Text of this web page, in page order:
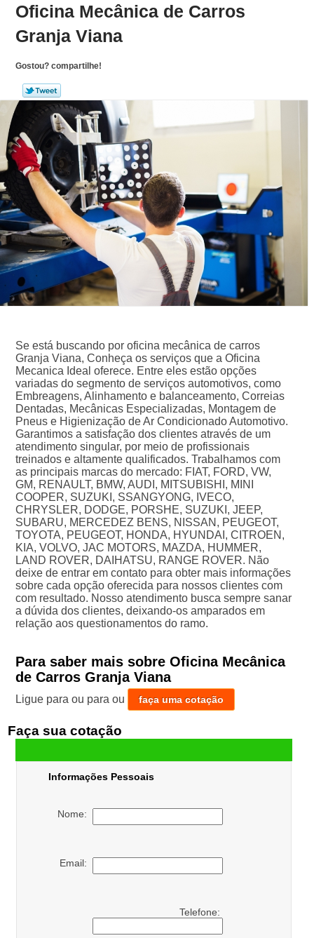
Oficina Mecânica de Carros
Granja Viana
Gostou? compartilhe!
Se está buscando por oficina mecânica de carros
Granja Viana, Conheça os serviços que a Oficina
Mecanica Ideal oferece. Entre eles estão opções
variadas do segmento de serviços automotivos, como
Embreagens, Alinhamento e balanceamento, Correias
Dentadas, Mecânicas Especializadas, Montagem de
Pneus e Higienização de Ar Condicionado Automotivo.
Garantimos a satisfação dos clientes através de um
atendimento singular, por meio de profissionais
treinados e altamente qualificados. Trabalhamos com
as principais marcas do mercado: FIAT, FORD, VW,
GM, RENAULT, BMW, AUDI, MITSUBISHI, MINI
COOPER, SUZUKI, SSANGYONG, IVECO,
CHRYSLER, DODGE, PORSHE, SUZUKI, JEEP,
SUBARU, MERCEDEZ BENS, NISSAN, PEUGEOT,
TOYOTA, PEUGEOT, HONDA, HYUNDAI, CITROEN,
KIA, VOLVO, JAC MOTORS, MAZDA, HUMMER,
LAND ROVER, DAIHATSU, RANGE ROVER. Não
deixe de entrar em contato para obter mais informações
sobre cada opção oferecida para nossos clientes com
com resultado. Nosso atendimento busca sempre sanar
a dúvida dos clientes, deixando-os amparados em
relação aos questionamentos do ramo.
Para saber mais sobre Oficina Mecânica
de Carros Granja Viana
Ligue para ou para ou faça uma cotação
Faça sua cotação
Informações Pessoais
Nome:
Email:
Telefone: